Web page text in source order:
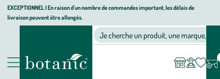
Aller
Aller
au
Aller
au
page
EXCEPTIONNEL I En raison d'un nombre de commandes important, les délais de
livraison peuvent être allongés.
Nos produits
Jardinerie écologique, animalerie, décoration, alimentation bio
Je cherche un produit, une marque, un
compte